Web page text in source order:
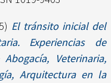
El tránsito inicial del
Experiencias de
Veterinaria,
Arquitectura en la